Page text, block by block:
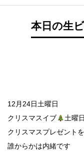
本日の生
12月24日土曜日
クリスマスイブ
土曜
クリスマスプレゼント
誰からかは内緒です